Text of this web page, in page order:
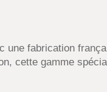
une fabrication
cette gamme